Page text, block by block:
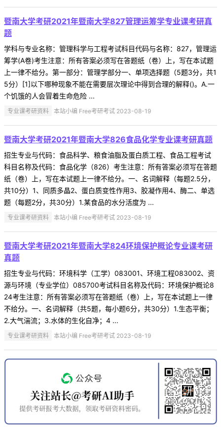
暨南大学考研2021年暨南大学827管理运筹学专业课考研真
题
学科与专业名称：管理科学与工程考试科目代码与名称：827，管理运
筹学(A卷)考生注意：所有答案必须写在答题纸（卷）上，写在本试题
上一律不给分。第一部分：管理学部分一、单项选择题（5题3分，共1
5分）[1]以下哪种现象不能在需要层次理论中得到合理的解释()。A.一
个饥饿的人会冒着生命危险 ...
专业课考研资料 本站小编 Free考研考试 2023-08-19
暨南大学考研2021年暨南大学826食品化学专业课考研真题
招生专业与代码：食品科学、粮食油脂及蛋白质工程、食品工程考试
科目名称及代码：食品化学（826）考生注意：所有答案必须写在答题
纸（卷）上，写在本试题上一律不给分。一、名词解释（每题2.5分，
共10分）1、同质多晶2、蛋白质变性作用3、胶凝作用4、酶二、单选
题（每题2分，共30分）1.某食品的水分活度为 ...
专业课考研资料 本站小编 Free考研考试 2023-08-19
暨南大学考研2021年暨南大学824环境保护概论专业课考研
真题
招生专业与代码：环境科学（工学）083001、环境工程083002、资
源与环境（专业学位）085700考试科目名称及代码：环境保护概论8
24考生注意：所有答案必须写在答题纸（卷）上，写在本试题上一律
不给分。一、名词解释（共5题，每小题6分，共30分）1.生态平衡；
2.大气湍流；3.水体的生化自净；4 ...
专业课考研资料 本站小编 Free考研考试 2023-08-19